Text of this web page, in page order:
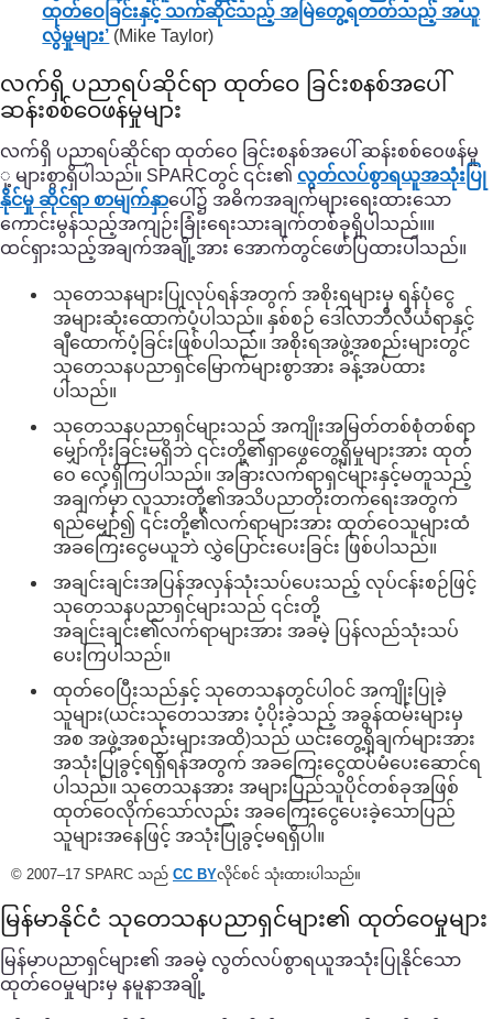
ထုတ်ဝေခြင်းနှင့် သက်ဆိုင်သည့် အမြဲတွေ့ရတတ်သည့် အယူ
လွဲမှုများ’ (Mike Taylor)
လက်ရှိ ပညာရပ်ဆိုင်ရာ ထုတ်ဝေ ခြင်းစနစ်အပေါ်
ဆန်းစစ်ဝေဖန်မှုများ
လက်ရှိ ပညာရပ်ဆိုင်ရာ ထုတ်ဝေ ခြင်းစနစ်အပေါ် ဆန်းစစ်ဝေဖန်မှု
ု့ များစွာရှိပါသည်။ SPARCတွင် ၎င်း၏ လွတ်လပ်စွာရယူအသုံးပြု
နိုင်မှု ဆိုင်ရာ စာမျက်နှာပေါ်၌ အဓိကအချက်များရေးထားသော
ကောင်းမွန်သည့်အကျဉ်းခြုံးရေးသားချက်တစ်ခုရှိပါသည်။။
ထင်ရှားသည့်အချက်အချို့အား အောက်တွင်ဖော်ပြထားပါသည်။
သုတေသနများပြုလုပ်ရန်အတွက် အစိုးရများမှ ရန်ပုံငွေ
အများဆုံးထောက်ပံ့ပါသည်။ နှစ်စဉ် ဒေါ်လာဘီလီယံရာနှင့်
ချီထောက်ပံ့ခြင်းဖြစ်ပါသည်။ အစိုးရအဖွဲ့အစည်းများတွင်
သုတေသနပညာရှင်မြောက်များစွာအား ခန့်အပ်ထား
ပါသည်။
သုတေသနပညာရှင်များသည် အကျိုးအမြတ်တစ်စုံတစ်ရာ
မျှော်ကိုးခြင်းမရှိဘဲ ၎င်းတို့၏ရှာဖွေတွေ့ရှိမှုများအား ထုတ်
ဝေ လေ့ရှိကြပါသည်။ အခြားလက်ရာရှင်များနှင့်မတူသည့်
အချက်မှာ လူသားတို့၏အသိပညာတိုးတက်ရေးအတွက်
ရည်မျှော်၍ ၎င်းတို့၏လက်ရာများအား ထုတ်ဝေသူများထံ
အခကြေးငွေမယူဘဲ လွှဲပြောင်းပေးခြင်း ဖြစ်ပါသည်။
အချင်းချင်းအပြန်အလှန်သုံးသပ်ပေးသည့် လုပ်ငန်းစဉ်ဖြင့်
သုတေသနပညာရှင်များသည် ၎င်းတို့
အချင်းချင်း၏လက်ရာများအား အခမဲ့ ပြန်လည်သုံးသပ်
ပေးကြပါသည်။
ထုတ်ဝေပြီးသည်နှင့် သုတေသနတွင်ပါဝင် အကျိုးပြုခဲ့
သူများ(ယင်းသုတေသအား ပံ့ပိုးခဲ့သည့် အခွန်ထမ်းများမှ
အစ အဖွဲ့အစည်းများအထိ)သည် ယင်းတွေ့ရှိချက်များအား
အသုံးပြုခွင့်ရရှိရန်အတွက် အခကြေးငွေထပ်မံပေးဆောင်ရ
ပါသည်။ သုတေသနအား အများပြည်သူပိုင်တစ်ခုအဖြစ်
ထုတ်ဝေလိုက်သော်လည်း အခကြေးငွေပေးခဲ့သောပြည်
သူများအနေဖြင့် အသုံးပြုခွင့်မရရှိပါ။
© 2007–17 SPARC သည် CC BYလိုင်စင် သုံးထားပါသည်။
မြန်မာနိုင်ငံ သုတေသနပညာရှင်များ၏ ထုတ်ဝေမှုများ
မြန်မာပညာရှင်များ၏ အခမဲ့ လွတ်လပ်စွာရယူအသုံးပြုနိုင်သော
ထုတ်ဝေမှုများမှ နမူနာအချို့